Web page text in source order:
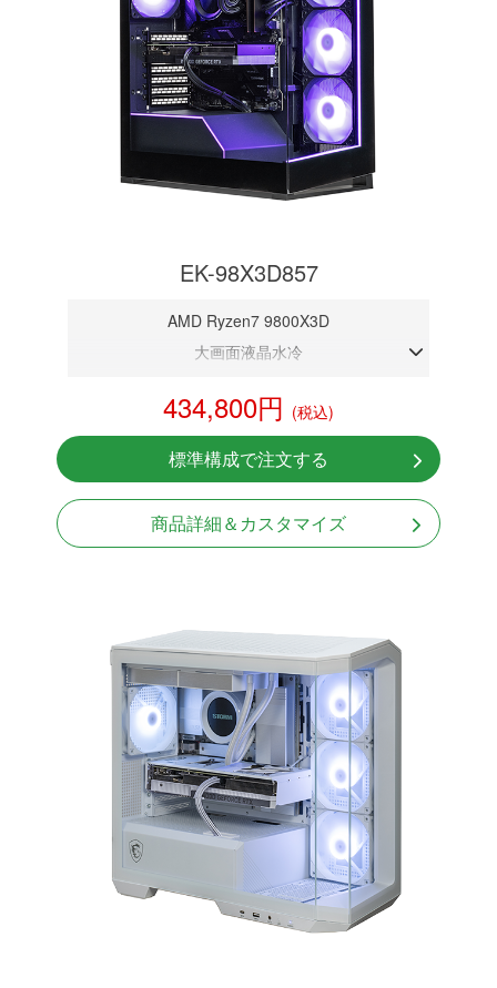
EK-98X3D857
AMD Ryzen7 9800X3D
大画面液晶水冷
RTX 5070 12GB
NVMeSSD 1TB
無線LAN Bluetooth対応
Windows11 Home 64bit
434,800円 (税込)
標準構成で注文する
商品詳細＆カスタマイズ